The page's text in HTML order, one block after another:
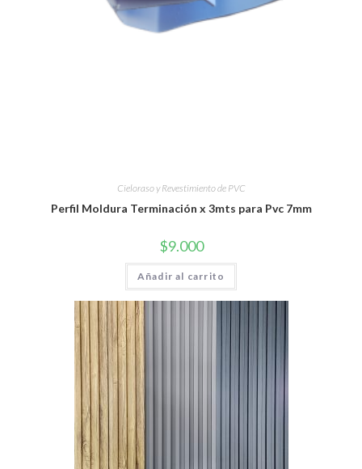
Cieloraso y Revestimiento de PVC
Perfil Moldura Terminación x 3mts para Pvc 7mm
$9.000
Añadir al carrito